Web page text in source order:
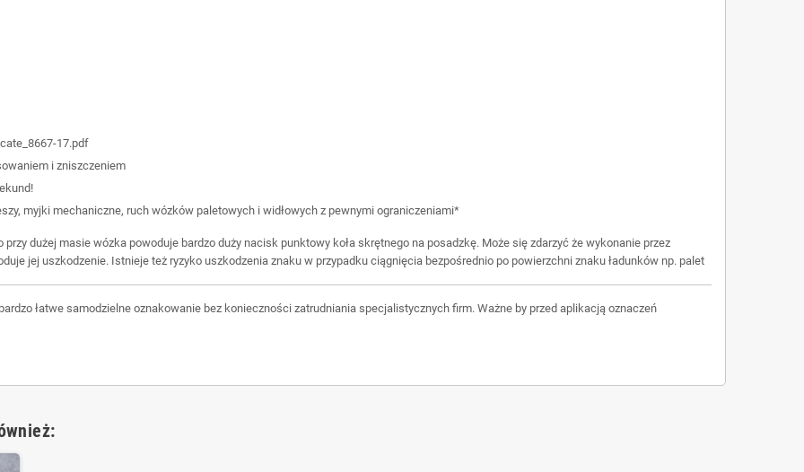
17.pdf
i zniszczeniem
myjki mechaniczne, ruch wózków paletowych i widłowych z pewnymi ograniczeniami*
dużej masie wózka powoduje bardzo duży nacisk punktowy koła skrętnego na posadzkę. Może się zdarzyć że wykonanie przez
jej uszkodzenie. Istnieje też ryzyko uszkodzenia znaku w przypadku ciągnięcia bezpośrednio po powierzchni znaku ładunków np. palet
łatwe samodzielne oznakowanie bez konieczności zatrudniania specjalistycznych firm. Ważne by przed aplikacją oznaczeń